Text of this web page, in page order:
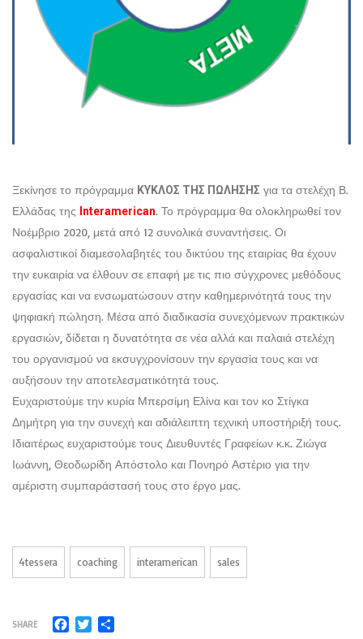
Ξεκίνησε το πρόγραμμα ΚΥΚΛΟΣ ΤΗΣ ΠΩΛΗΣΗΣ για τα στελέχη Β.
Ελλάδας της
Interamerican. Το πρόγραμμα θα ολοκληρωθεί τον
Νοέμβριο 2020, μετά από 12 συνολικά συναντήσεις. Οι
ασφαλιστικοί διαμεσολαβητές του δικτύου της εταιρίας θα έχουν
την ευκαιρία να έλθουν σε επαφή με τις πιο σύγχρονες μεθόδους
εργασίας και να ενσωματώσουν στην καθημερινότητά τους την
ψηφιακή πώληση. Μέσα από διαδικασία συνεχόμενων πρακτικών
εργασιών, δίδεται η δυνατότητα σε νέα αλλά και παλαιά στελέχη
του οργανισμού να εκσυγχρονίσουν την εργασία τους και να
αυξήσουν την αποτελεσματικότητά τους.
Ευχαριστούμε την κυρία Μπερσίμη Ελίνα και τον κο Στίγκα
Δημήτρη για την συνεχή και αδιάλειπτη τεχνική υποστήριξή τους.
Ιδιαιτέρως ευχαριστούμε τους Διευθυντές Γραφείων κ.κ. Ζιώγα
Ιωάννη, Θεοδωρίδη Απόστολο και Πονηρό Αστέριο για την
αμέριστη συμπαράστασή τους στο έργο μας.
4tessera coaching interamerican sales
SHARE Facebook
Twitter